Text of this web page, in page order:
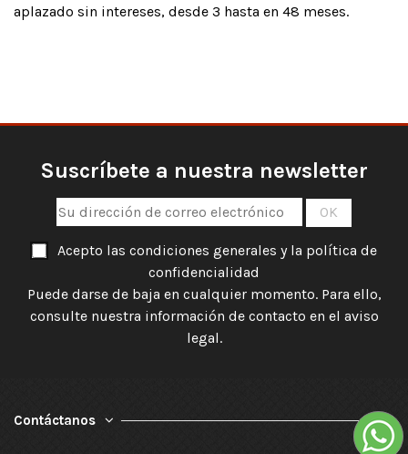
aplazado sin intereses, desde 3 hasta en 48 meses.
Suscríbete a nuestra newsletter
Acepto las condiciones generales y la política de
confidencialidad
Puede darse de baja en cualquier momento. Para ello,
consulte nuestra información de contacto en el aviso
legal.
Contáctanos